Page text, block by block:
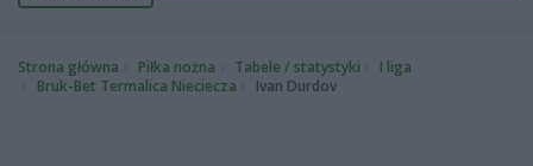
Strona główna Piłka nożna Tabele / statystyki
I liga
Bruk-Bet Termalica Nieciecza
Ivan Durdov